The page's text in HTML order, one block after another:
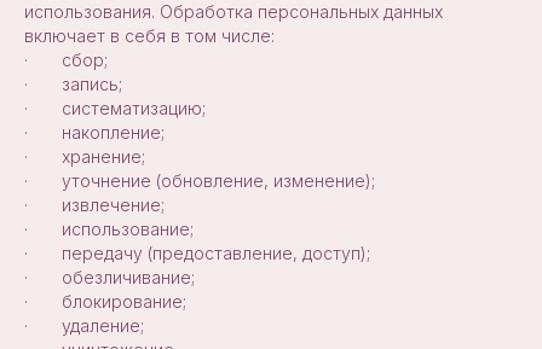
использования. Обработка персональных данных
включает в себя в том числе:
· сбор;
· запись;
· систематизацию;
· накопление;
· хранение;
· уточнение (обновление, изменение);
· извлечение;
· использование;
· передачу (предоставление, доступ);
· обезличивание;
· блокирование;
· удаление;